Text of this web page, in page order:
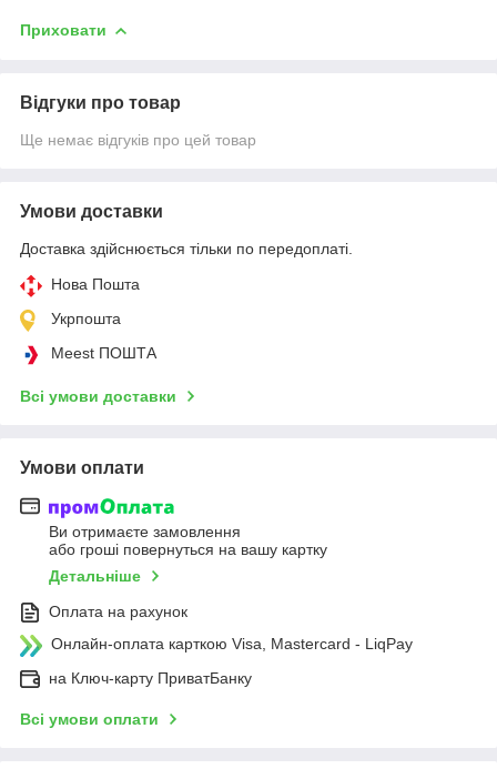
Приховати
Відгуки про товар
Ще немає відгуків про цей товар
Умови доставки
Доставка здійснюється тільки по передоплаті.
Нова Пошта
Укрпошта
Meest ПОШТА
Всі умови доставки
Умови оплати
Ви отримаєте замовлення
або гроші повернуться на вашу картку
Детальніше
Оплата на рахунок
Онлайн-оплата карткою Visa, Mastercard - LiqPay
на Ключ-карту ПриватБанку
Всі умови оплати